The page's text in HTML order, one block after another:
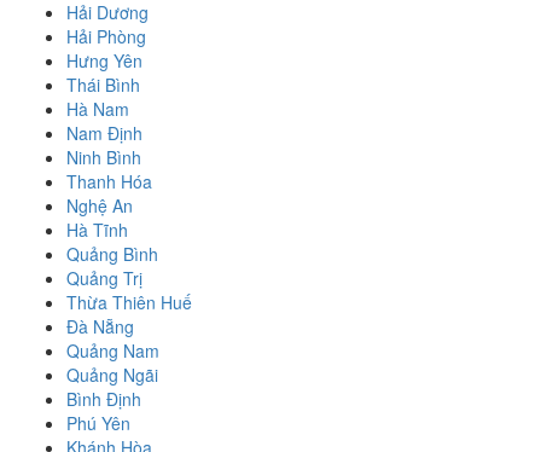
Hải Dương
Hải Phòng
Hưng Yên
Thái Bình
Hà Nam
Nam Định
Ninh Bình
Thanh Hóa
Nghệ An
Hà Tĩnh
Quảng Bình
Quảng Trị
Thừa Thiên Huế
Đà Nẵng
Quảng Nam
Quảng Ngãi
Bình Định
Phú Yên
Khánh Hòa